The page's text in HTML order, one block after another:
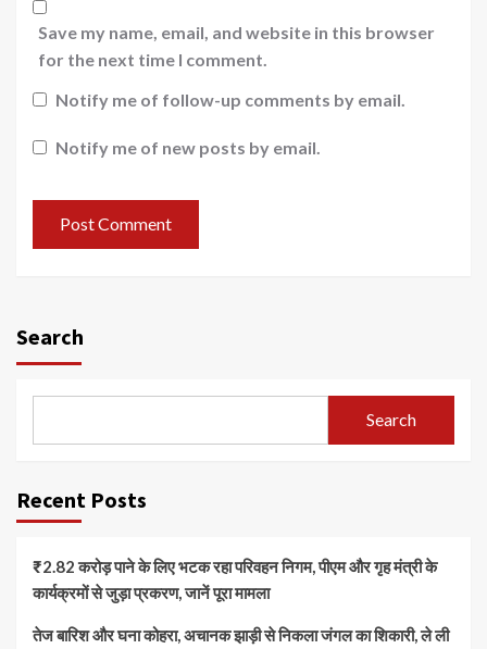
Save my name, email, and website in this browser
for the next time I comment.
Notify me of follow-up comments by email.
Notify me of new posts by email.
Search
Search
Recent Posts
₹2.82 करोड़ पाने के लिए भटक रहा परिवहन निगम, पीएम और गृह मंत्री के
कार्यक्रमों से जुड़ा प्रकरण, जानें पूरा मामला
तेज बारिश और घना कोहरा, अचानक झाड़ी से निकला जंगल का शिकारी, ले ली